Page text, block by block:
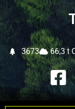
3673 66,3 t